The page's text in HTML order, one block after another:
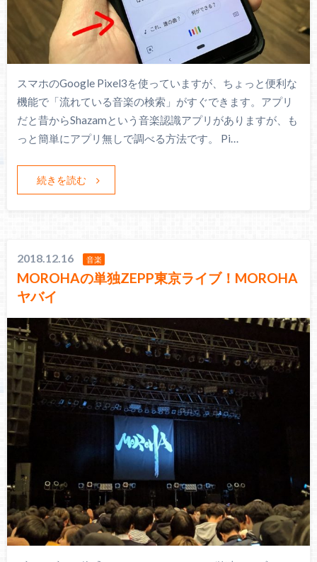
スマホのGoogle Pixel3を使っていますが、ちょっと便利な
機能で「流れている音楽の検索」がすぐできます。アプリ
だと昔からShazamという音楽認識アプリがありますが、も
っと簡単にアプリ無しで調べる方法です。 Pi…
続きを読む
2018.12.16 音楽
MOROHAの単独ZEPP東京ライブ！MOROHA
ヤバイ